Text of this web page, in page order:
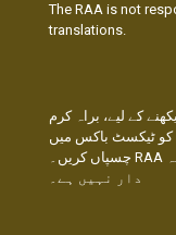
The RAA is not
translations.
کے لیے، براہ کرم
کو ٹیکسٹ باکس میں
چسپاں کریں۔ RAA ترجمے کے مواد یا درستگی کے لیے ذمہ
دار نہیں ہے۔